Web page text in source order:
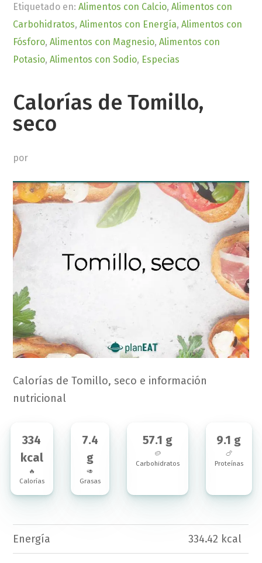
Etiquetado en:Alimentos con Calcio,Alimentos con
Carbohidratos,Alimentos con Energía,Alimentos con
Fósforo,Alimentos con Magnesio,Alimentos con
Potasio,Alimentos con Sodio, Especias
Calorías de Tomillo,
seco
por
Calorías de Tomillo, seco e información
nutricional
334
kcal
🔥
Calorías
7.4
g
🥑
Grasas
57.1 g
🥔
Carbohidratos
9.1 g
🍗
Proteínas
Energía 334.42 kcal